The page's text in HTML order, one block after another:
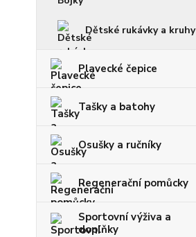
Dětské rukávky a kruhy
Plavecké čepice
Tašky a batohy
Osušky a ručníky
Regenerační pomůcky
Sportovní výživa a
doplňky